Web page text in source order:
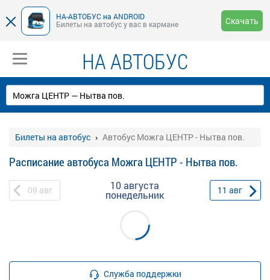
НА-АВТОБУС на ANDROID
Билеты на автобус у вас в кармане
Скачать
НА АВТОБУС
Билеты на автобус Автобус Можга ЦЕНТР - Нытва пов.
Расписание автобуса Можга ЦЕНТР - Нытва пов.
09 авг 10 августа
понедельник 11 авг
Служба поддержки